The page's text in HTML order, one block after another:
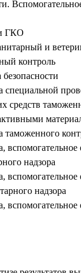
ГКО
и
контроль
специальной
средств
таможенного
надзора
надзора